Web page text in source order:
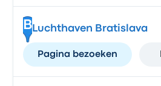
BLuchthaven Bratislava
Pagina bezoeken